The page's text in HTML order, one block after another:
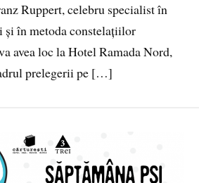
Ruppert, celebru specialist în
și în metoda constelațiilor
avea loc la Hotel Ramada Nord,
prelegerii pe […]